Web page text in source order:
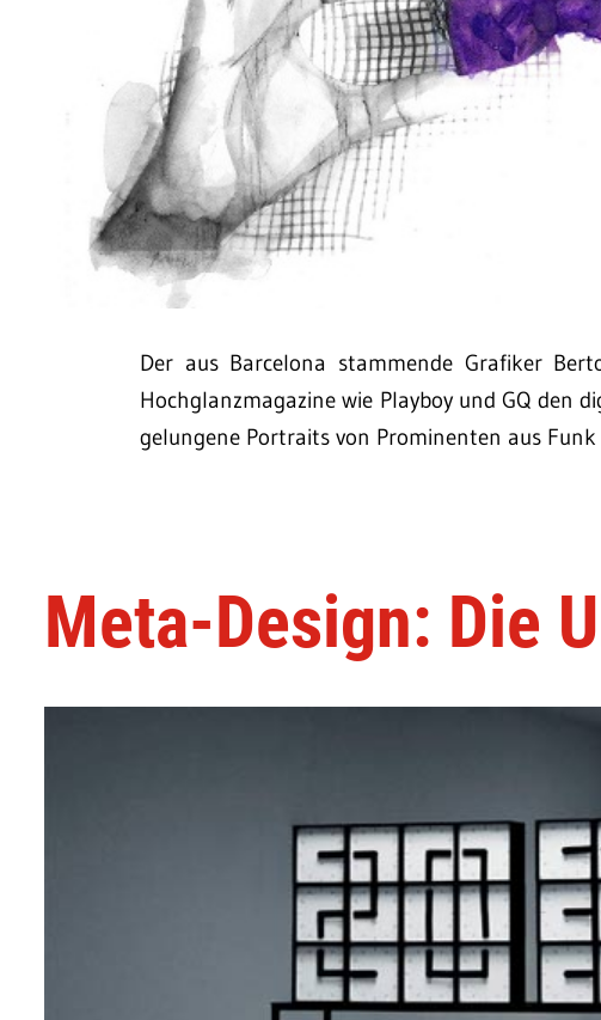
Der aus Barcelona stammende Grafiker
Hochglanzmagazine wie Playboy und GQ den
gelungene Portraits von Prominenten aus Funk
Meta-Design: Die